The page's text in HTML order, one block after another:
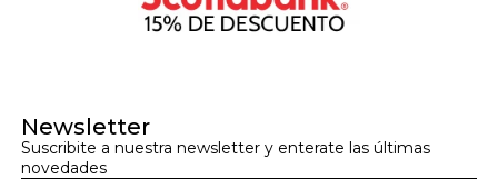
Newsletter
Suscribite a nuestra newsletter y enterate las últimas
novedades